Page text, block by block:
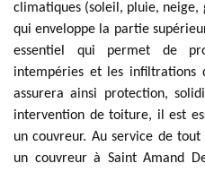
climatiques (soleil, pluie, neige,
qui enveloppe la partie
essentiel qui permet de
intempéries et les infiltrations
assurera ainsi protection,
intervention de toiture, il est
un couvreur. Au service de
un couvreur à Saint Amand